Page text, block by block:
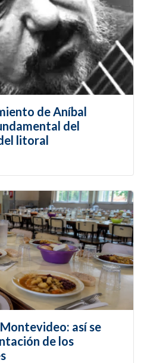
de Aníbal
del
litoral
así se
de los